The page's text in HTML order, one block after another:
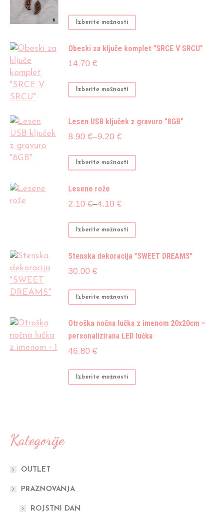
Izberite možnosti
izdelek
ima
Možnosti
na
Obeski za ključe komplet "SRCE V SRCU"
14.70 €
Izberite možnosti
izdelek
več
izberete
Lesen USB ključek z gravuro "8GB"
8.90 €–9.20 €Cenovni
od
8.90 €
Izberite možnosti
izdelek
Možnosti
na
Lesene rože
2.10 €–4.10 €Cenovni
od
2.10 €
do
Izberite možnosti
izdelek
ima
Možnosti
na
strani
Stenska dekoracija "SWEET DREAMS"
30.00 €
Izberite možnosti
izdelek
ima
več
lahko
Otroška nočna lučka z imenom 20x20cm –
personalizirana LED lučka
46.80 €
Izberite možnosti
Kategorije
OUTLET
PRAZNOVANJA
ROJSTNI DAN